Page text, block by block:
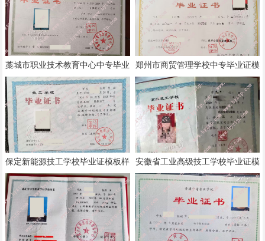
藁城市职业技术教育中心中专毕业
证模板样本
郑州市商贸管理学校中专毕业证模
板样本
保定新能源技工学校毕业证模板样
本
安徽省工业高级技工学校毕业证模
板样本